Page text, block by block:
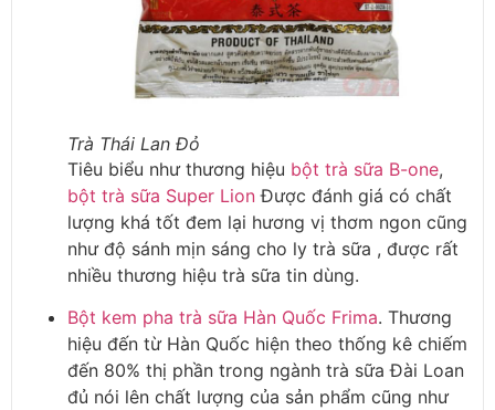
Trà Thái Lan Đỏ
Tiêu biểu như thương hiệu bột trà sữa B-one,
bột trà sữa Super Lion Được đánh giá có chất
lượng khá tốt đem lại hương vị thơm ngon cũng
như độ sánh mịn sáng cho ly trà sữa , được rất
nhiều thương hiệu trà sữa tin dùng.
Bột kem pha trà sữa Hàn Quốc Frima. Thương
hiệu đến từ Hàn Quốc hiện theo thống kê chiếm
đến 80% thị phần trong ngành trà sữa Đài Loan
đủ nói lên chất lượng của sản phẩm cũng như